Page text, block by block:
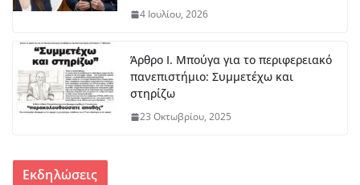
πυρόπληκτων περιοχών
Μπράβο στο Βασίλη Νίτσο – Αυτά
πρέπει να αναγνωρίζονται
8 Αυγούστου, 2026
4 Ιουλίου, 2026
Άρθρο Ι. Μπούγα για το περιφερειακό
πανεπιστήμιο: Συμμετέχω και
στηρίζω
23 Οκτωβρίου, 2025
Εκδηλώσεις